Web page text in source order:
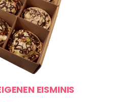
EISMINIS